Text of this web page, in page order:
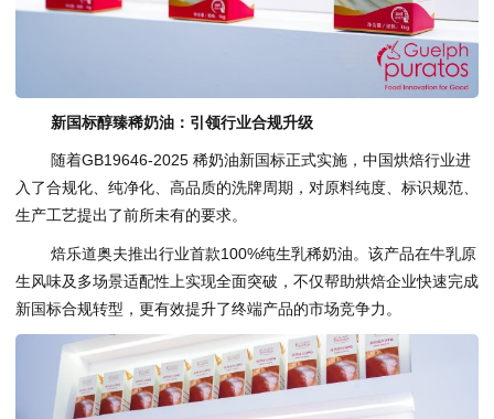
新国标醇臻稀奶油：引领行业合规升级
随着GB19646-2025 稀奶油新国标正式实施，中国烘焙行业进
入了合规化、纯净化、高品质的洗牌周期，对原料纯度、标识规范、
生产工艺提出了前所未有的要求。
焙乐道奥夫推出行业首款100%纯生乳稀奶油。该产品在牛乳原
生风味及多场景适配性上实现全面突破，不仅帮助烘焙企业快速完成
新国标合规转型，更有效提升了终端产品的市场竞争力。